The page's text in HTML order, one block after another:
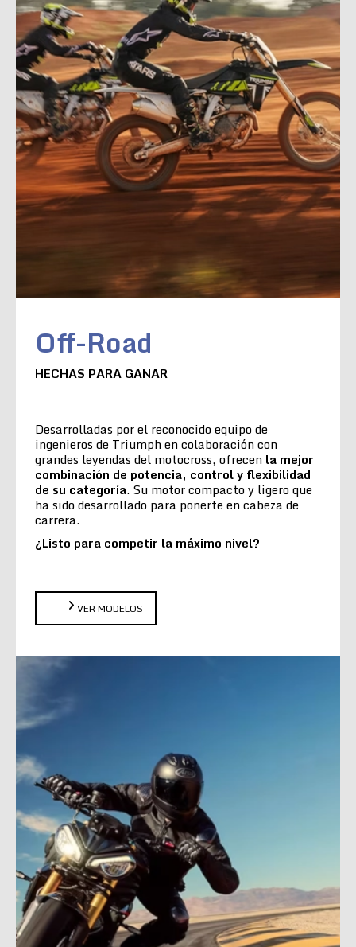
Off-Road
HECHAS PARA GANAR
Desarrolladas por el reconocido equipo de
ingenieros de Triumph en colaboración con
grandes leyendas del motocross, ofrecen la mejor
combinación de potencia, control y flexibilidad
de su categoría. Su motor compacto y ligero que
ha sido desarrollado para ponerte en cabeza de
carrera.
¿Listo para competir la máximo nivel?
VER MODELOS